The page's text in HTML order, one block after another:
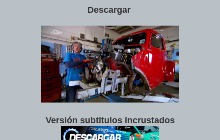
Descargar
Versión subtitulos incrustados